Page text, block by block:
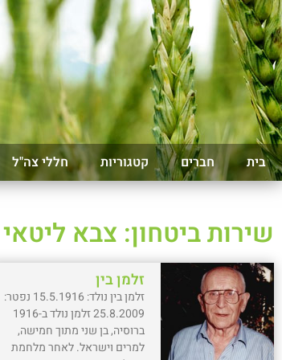
בית חברים קטגוריות חללי צה"ל
שירות ביטחון: צבא ליטאי
זלמן בין
זלמן בין נולד: 15.5.1916 נפטר:
25.8.2009 זלמן נולד ב-1916
ברוסיה, בן שני מתוך חמישה,
למרים וישראל. לאחר מלחמת